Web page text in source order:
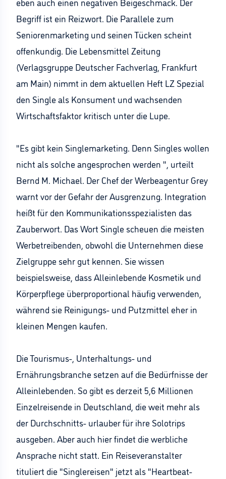
Begriff ist ein Reizwort. Die Parallele zum
Seniorenmarketing und seinen Tücken scheint
offenkundig. Die Lebensmittel Zeitung
(Verlagsgruppe Deutscher Fachverlag, Frankfurt
am Main) nimmt in dem aktuellen Heft LZ Spezial
den Single als Konsument und wachsenden
Wirtschaftsfaktor kritisch unter die Lupe.
"Es gibt kein Singlemarketing. Denn Singles wollen
nicht als solche angesprochen werden ", urteilt
Bernd M. Michael. Der Chef der Werbeagentur Grey
warnt vor der Gefahr der Ausgrenzung. Integration
heißt für den Kommunikationsspezialisten das
Zauberwort. Das Wort Single scheuen die meisten
Werbetreibenden, obwohl die Unternehmen diese
Zielgruppe sehr gut kennen. Sie wissen
beispielsweise, dass Alleinlebende Kosmetik und
Körperpflege überproportional häufig verwenden,
während sie Reinigungs- und Putzmittel eher in
kleinen Mengen kaufen.
Die Tourismus-, Unterhaltungs- und
Ernährungsbranche setzen auf die Bedürfnisse der
Alleinlebenden. So gibt es derzeit 5,6 Millionen
Einzelreisende in Deutschland, die weit mehr als
der Durchschnitts- urlauber für ihre Solotrips
ausgeben. Aber auch hier findet die werbliche
Ansprache nicht statt. Ein Reiseveranstalter
tituliert die "Singlereisen" jetzt als "Heartbeat-